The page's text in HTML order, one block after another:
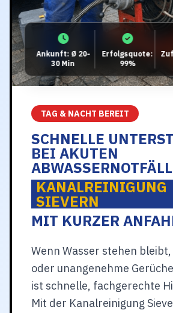
Ankunft: Ø 20-
30 Min
Erfolgsquote:
99%
TAG & NACHT BEREIT
SCHNELLE
BEI AKUTEN
KANALREINIGUNG
SIEVERN
MIT KURZER
Wenn Wasser stehen
oder unangenehme
ist schnelle, fachgerechte
Mit der Kanalreinigung